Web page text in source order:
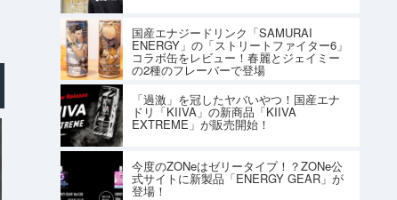
国産エナジードリンク「SAMURAI
ENERGY」の「ストリートファイター6」
コラボ缶をレビュー！春麗とジェイミー
の2種のフレーバーで登場
「過激」を冠したヤバいやつ！国産エナ
ドリ「KIIVA」の新商品「KIIVA
EXTREME」が販売開始！
今度のZONeはゼリータイプ！？ZONe公
式サイトに新製品「ENERGY GEAR」が
登場！